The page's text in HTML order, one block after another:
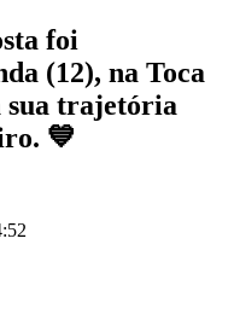
foi
(12), na Toca
sua trajetória
💙